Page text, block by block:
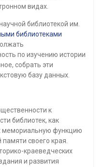
видах.
библиотекой им.
библиотеками
по изучению истории
собрать эти
базу данных.
к
библиотек, как
мемориальную функцию
своего края.
краеведческих
и развития